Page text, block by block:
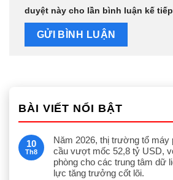
duyệt này cho lần bình luận kế
BÀI VIẾT NỔI BẬT
10
Th8
Năm 2026, thị trường tổ máy
cầu vượt mốc 52,8 tỷ USD,
phòng cho các trung tâm dữ
lực tăng trưởng cốt lõi.